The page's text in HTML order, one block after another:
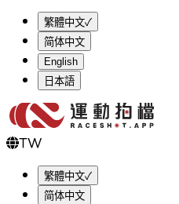
繁體中文✓
简体中文
English
日本語
TW
繁體中文✓
简体中文